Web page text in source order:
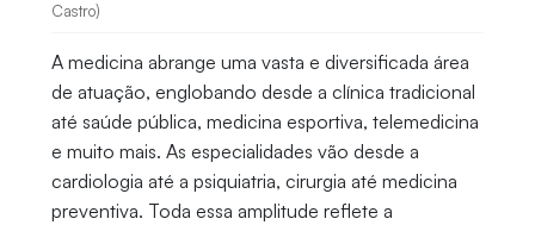
Castro)
A medicina abrange uma vasta e diversificada área
de atuação, englobando desde a clínica tradicional
até saúde pública, medicina esportiva, telemedicina
e muito mais. As especialidades vão desde a
cardiologia até a psiquiatria, cirurgia até medicina
preventiva. Toda essa amplitude reflete a